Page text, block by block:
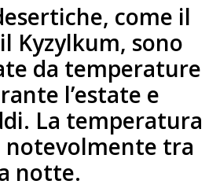
come il
Kyzylkum, sono
da temperature
l’estate e
La temperatura
notevolmente tra
notte.